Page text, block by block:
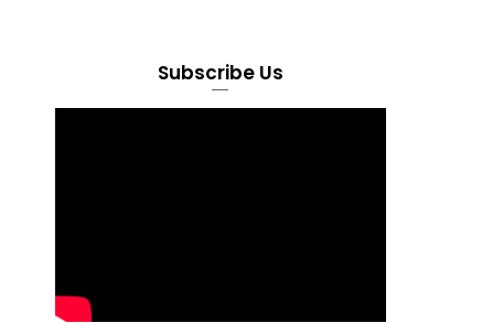
Subscribe Us